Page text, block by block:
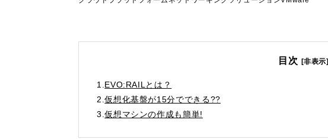
目次 [非表示]
1. EVO:RAILとは？
2.仮想化基盤が15分でできる??
3.仮想マシンの作成も簡単!